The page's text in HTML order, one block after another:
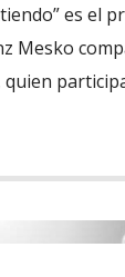
es el
Mesko
quien